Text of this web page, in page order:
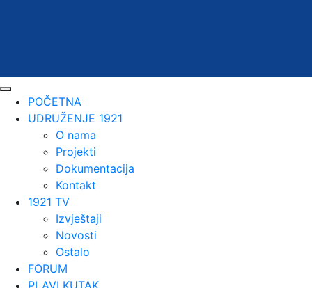
POČETNA
UDRUŽENJE 1921
O nama
Projekti
Dokumentacija
Kontakt
1921 TV
Izvještaji
Novosti
Ostalo
FORUM